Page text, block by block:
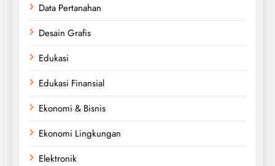
Data Pertanahan
Desain Grafis
Edukasi
Edukasi Finansial
Ekonomi & Bisnis
Ekonomi Lingkungan
Elektronik